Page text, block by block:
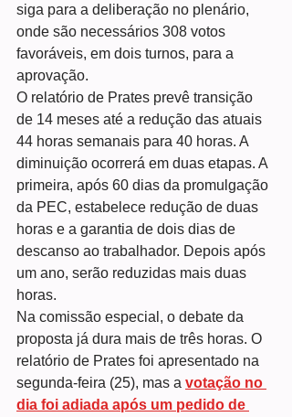
siga para a deliberação no plenário,
onde são necessários 308 votos
favoráveis, em dois turnos, para a
aprovação.
O relatório de Prates prevê transição
de 14 meses até a redução das atuais
44 horas semanais para 40 horas. A
diminuição ocorrerá em duas etapas. A
primeira, após 60 dias da promulgação
da PEC, estabelece redução de duas
horas e a garantia de dois dias de
descanso ao trabalhador. Depois após
um ano, serão reduzidas mais duas
horas.
Na comissão especial, o debate da
proposta já dura mais de três horas. O
relatório de Prates foi apresentado na
segunda-feira (25), mas a votação no
dia foi adiada após um pedido de